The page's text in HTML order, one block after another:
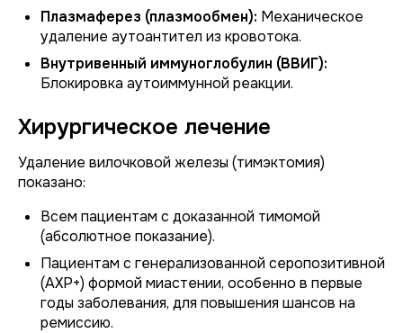
Плазмаферез (плазмообмен): Механическое
удаление аутоантител из кровотока.
Внутривенный иммуноглобулин (ВВИГ):
Блокировка аутоиммунной реакции.
Хирургическое лечение
Удаление вилочковой железы (тимэктомия)
показано:
Всем пациентам с доказанной тимомой
(абсолютное показание).
Пациентам с генерализованной серопозитивной
(АХР+) формой миастении, особенно в первые
годы заболевания, для повышения шансов на
ремиссию.